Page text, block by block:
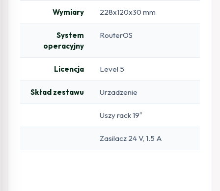
Wymiary 228x120x30 mm
System
operacyjny
RouterOS
Licencja Level 5
Skład zestawu Urzadzenie
Uszy rack 19″
Zasilacz 24 V, 1.5 A